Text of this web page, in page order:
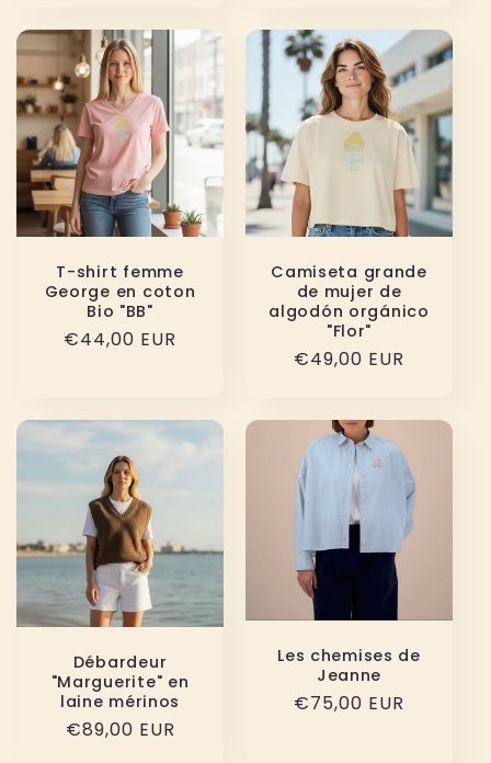
T-shirt femme
George en coton
Bio "BB"
Precio
€44,00 EUR
Camiseta grande
de mujer de
algodón orgánico
"Flor"
Precio
€49,00 EUR
Débardeur
"Marguerite" en
laine mérinos
Precio
€89,00 EUR
Les chemises de
Jeanne
Precio
€75,00 EUR